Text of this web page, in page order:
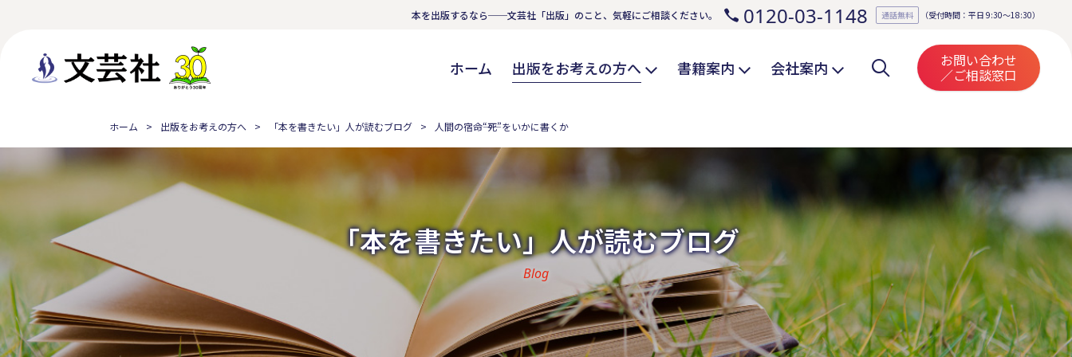
本を出版するなら──文芸社「出版」のこと、気軽にご相談ください。 0120-03-1148 通話無料 （受付時間：平日 9:30～18:30）
ホーム 出版をお考えの方へ 書籍案内 会社案内 お問い合わせ
／ご相談窓口
ホーム 出版をお考えの方へ 「本を書きたい」人が読むブログ 人間の宿命――“死”をいかに書くか
「本を書きたい」人が読むブログ
Blog